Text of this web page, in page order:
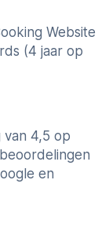
Website
(4 jaar op
van 4,5 op
en